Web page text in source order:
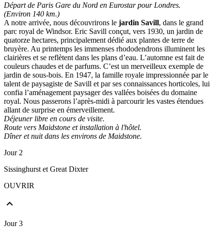
Départ de Paris Gare du Nord en Eurostar pour Londres.
(Environ 140 km.)
A notre arrivée, nous découvrirons le jardin Savill, dans le grand
parc royal de Windsor. Eric Savill conçut, vers 1930, un jardin de
quatorze hectares, principalement dédié aux plantes de terre de
bruyère. Au printemps les immenses rhododendrons illuminent les
clairières et se reflètent dans les plans d’eau. L’automne est fait de
couleurs chaudes et de parfums. C’est un merveilleux exemple de
jardin de sous-bois. En 1947, la famille royale impressionnée par le
talent de paysagiste de Savill et par ses connaissances horticoles, lui
confia l’aménagement paysager des vallées boisées du domaine
royal. Nous passerons l’après-midi à parcourir les vastes étendues
allant de surprise en émerveillement.
Déjeuner libre en cours de visite.
Route vers Maidstone et installation à l'hôtel.
Dîner et nuit dans les environs de Maidstone.
Jour 2
Sissinghurst et Great Dixter
OUVRIR
Jour 3